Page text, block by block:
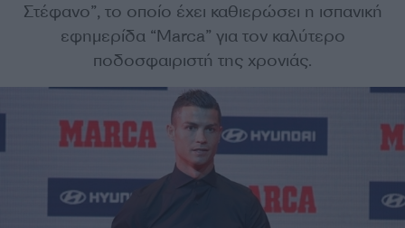
Στέφανο”, το οποίο έχει καθιερώσει η ισπανική
εφημερίδα “Marca” για τον καλύτερο
ποδοσφαιριστή της χρονιάς.